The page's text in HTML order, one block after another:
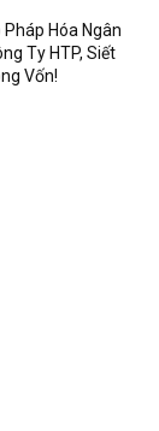
Hóa Ngân
Ty HTP, Siết
Vốn!